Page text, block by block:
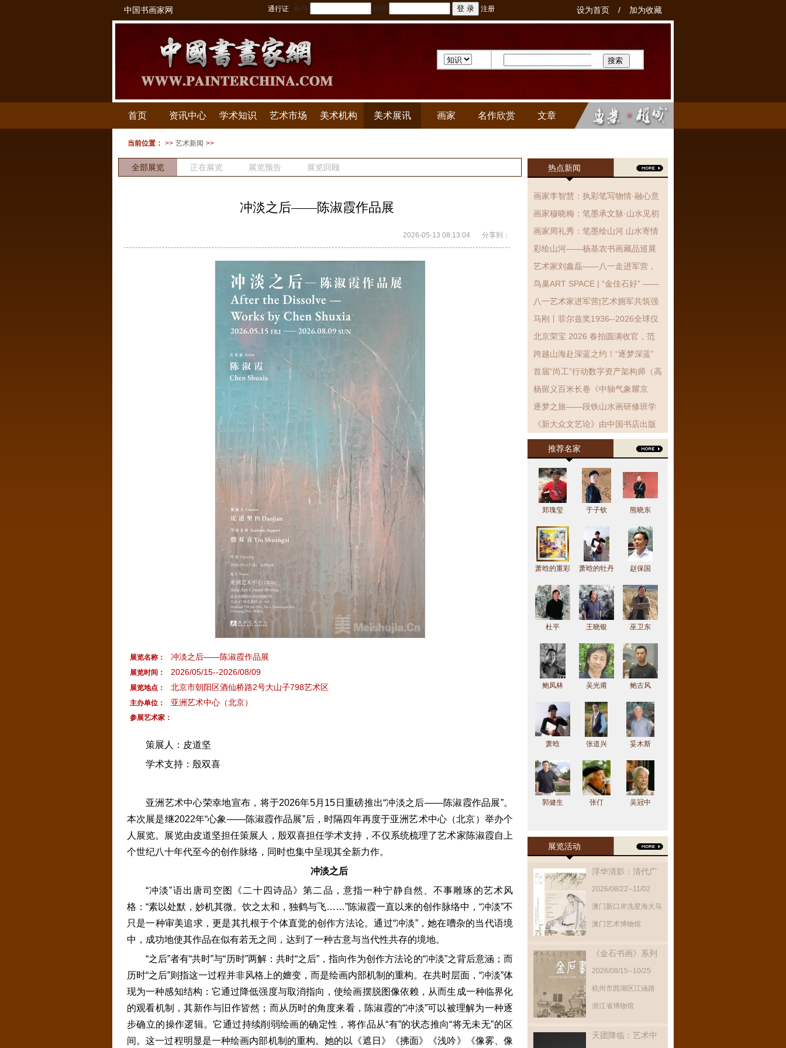
中国书画家网 通行证 帐号 密码 注册 加为收藏
设为首页 /
首页 资讯中心 学术知识 艺术市场 美术机构 美术展讯 画家 名作欣赏 文章
当前位置： >> 艺术新闻 >>
全部展览 正在展览 展览预告 展览回顾
冲淡之后——陈淑霞作品展
分享到：
2026-05-13 08:13:04
展览名称： 冲淡之后——陈淑霞作品展
展览时间： 2026/05/15--2026/08/09
展览地点： 北京市朝阳区酒仙桥路2号大山子798艺术区
主办单位： 亚洲艺术中心（北京）
参展艺术家：
策展人：皮道坚
学术支持：殷双喜
亚洲艺术中心荣幸地宣布，将于2026年5月15日重磅推出“冲淡之后——陈淑霞作品展”。
本次展是继2022年“心象——陈淑霞作品展”后，时隔四年再度于亚洲艺术中心（北京）举办个
人展览。展览由皮道坚担任策展人，殷双喜担任学术支持，不仅系统梳理了艺术家陈淑霞自上
个世纪八十年代至今的创作脉络，同时也集中呈现其全新力作。
冲淡之后
“冲淡”语出唐司空图《二十四诗品》第二品，意指一种宁静自然、不事雕琢的艺术风
格：“素以处默，妙机其微。饮之太和，独鹤与飞……”陈淑霞一直以来的创作脉络中，“冲淡”不
只是一种审美追求，更是其扎根于个体直觉的创作方法论。通过“冲淡”，她在嘈杂的当代语境
中，成功地使其作品在似有若无之间，达到了一种古意与当代性共存的境地。
“之后”者有“共时”与“历时”两解：共时“之后”，指向作为创作方法论的“冲淡”之背后意涵；而
历时“之后”则指这一过程并非风格上的嬗变，而是绘画内部机制的重构。在共时层面，“冲淡”体
现为一种感知结构：它通过降低强度与取消指向，使绘画摆脱图像依赖，从而生成一种临界化
的观看机制，其新作与旧作皆然；而从历时的角度来看，陈淑霞的“冲淡”可以被理解为一种逐
步确立的操作逻辑。它通过持续削弱绘画的确定性，将作品从“有”的状态推向“将无未无”的区
间。这一过程明显是一种绘画内部机制的重构。她的以《遮日》《拂面》《浅吟》《像雾、像
热点新闻
画家李智慧：执彩笔写物情·融心意
于丹青，国画作品赏析
画家穆晓梅：笔墨承文脉·山水见初
心、国画作品赏析
画家周礼秀：笔墨绘山河 山水寄情
怀
彩绘山河——杨基农书画藏品巡展
艺术家刘鑫磊——八一走进军营，
翰墨抒拥军情·丹青致敬子弟兵
鸟巢ART SPACE | “金佳石好” ——
金石拓片艺术展展览现场!
八一艺术家进军营|艺术拥军共筑强
军梦 笔墨丹青致敬子弟兵
马刚丨菲尔兹奖1936--2026全球仅
有3位女性获得
北京荣宝 2026 春拍圆满收官，范
曾封面力作《东坡得砚》高价领衔
跨越山海赴深蓝之约！“逐梦深蓝”
海洋强国主题设计巡展银川站启幕
首届“尚工”行动数字资产架构师（高
级）能力提升培训-文化艺术行业定
制班开班仪式暨第一次集中授课...
杨留义百米长卷《中轴气象耀京
华》暨京城胜景展在京举行
逐梦之旅——段铁山水画研修班学
员作品展在北京开幕
《新大众文艺论》由中国书店出版
推荐名家
郑瑰玺 于子钦 熊晓东
萧晗的重彩
萧晗的牡丹
赵保国
杜平 王晓银 巫卫东
鲍凤林 吴光甫 鲍古风
萧晗 张道兴 妥木斯
郭健生 张仃 吴冠中
展览活动
浮华清影：清代广
2026/08/22--11/02
澳门新口岸冼星海大马
路
澳门艺术博物馆
《金石书画》系列
2026/08/15--10/25
杭州市西湖区江涵路
300号之江文化中心
浙江省博物馆
天团降临：艺术中